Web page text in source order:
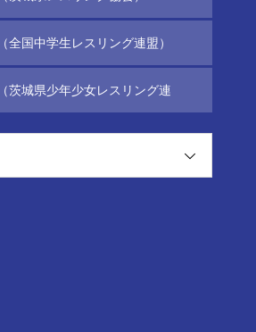
全国中学生レスリング連盟）
茨城県少年少女レスリング連